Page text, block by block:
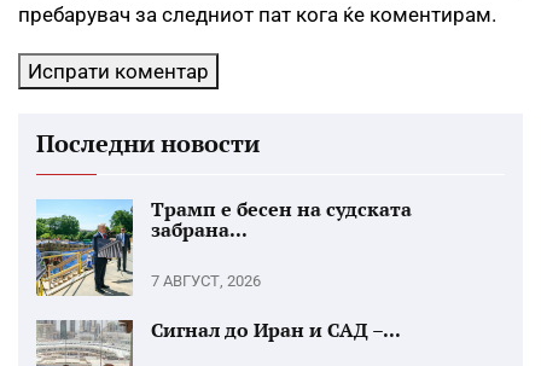
пребарувач за следниот пат кога ќе коментирам.
Последни новости
Трамп е бесен на судската
забрана...
7 АВГУСТ, 2026
Сигнал до Иран и САД –...